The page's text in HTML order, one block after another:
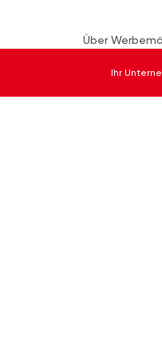
Über
Ihr